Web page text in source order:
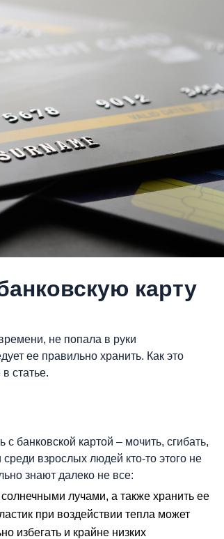
карту
не попала в руки
ее правильно хранить. Как это
статье.
банковской картой – мочить, сгибать,
взрослых людей кто-то этого не
знают далеко не все:
лучами, а также хранить ее
при воздействии тепла может
избегать и крайне низких